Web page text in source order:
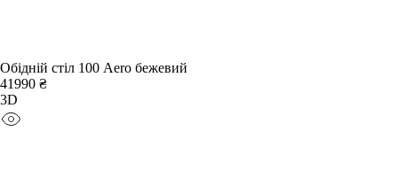
Обідній стіл 100 Aero бежевий
41990 ₴
3D